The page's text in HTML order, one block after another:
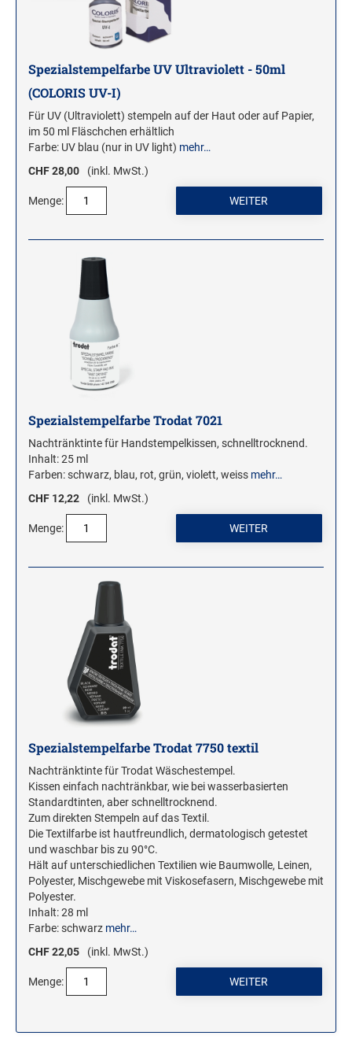
WOODIES STEMPEL
WOODIES Motivstempel
WOODIES Textstempel
MINI WOODIES
WOODIES FARBWELT
Spezialstempelfarbe UV Ultraviolett - 50ml
(COLORIS UV-I)
Für UV (Ultraviolett) stempeln auf der Haut oder auf Papier,
im 50 ml Fläschchen erhältlich
Farbe: UV blau (nur in UV light) mehr…
CHF 28,00
(inkl. MwSt.)
Menge:
Spezialstempelfarbe Trodat 7021
Nachtränktinte für Handstempelkissen, schnelltrocknend.
Inhalt: 25 ml
Farben: schwarz, blau, rot, grün, violett, weiss mehr…
CHF 12,22
(inkl. MwSt.)
Menge:
Spezialstempelfarbe Trodat 7750 textil
Nachtränktinte für Trodat Wäschestempel.
Kissen einfach nachtränkbar, wie bei wasserbasierten
Standardtinten, aber schnelltrocknend.
Zum direkten Stempeln auf das Textil.
Die Textilfarbe ist hautfreundlich, dermatologisch getestet
und waschbar bis zu 90°C.
Hält auf unterschiedlichen Textilien wie Baumwolle, Leinen,
Polyester, Mischgewebe mit Viskosefasern, Mischgewebe mit
Polyester.
Inhalt: 28 ml
Farbe: schwarz mehr…
CHF 22,05
(inkl. MwSt.)
Menge: